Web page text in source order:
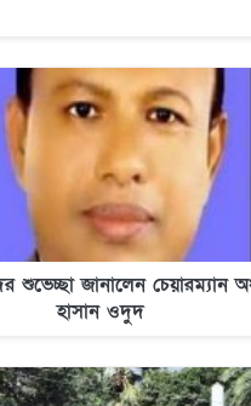
শুভেচ্ছা জানালেন চেয়ারম্যান
হাসান ওদুদ